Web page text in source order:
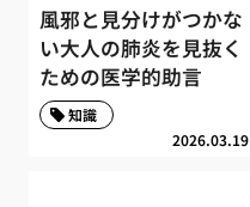
風邪と見分けがつかな
い大人の肺炎を見抜く
ための医学的助言
2026.03.19
知識